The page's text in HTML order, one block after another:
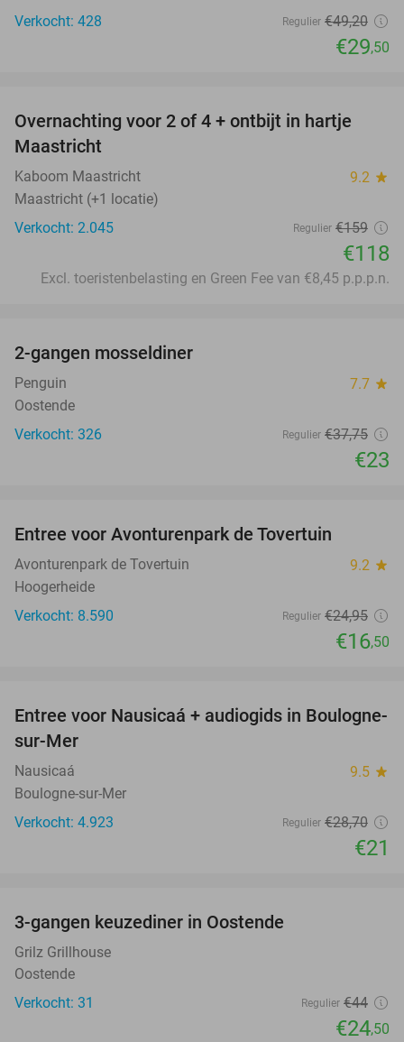
Verkocht: 428
Regulier €49,20
€29,50
26%
Overnachting voor 2 of 4 + ontbijt in hartje
Maastricht
Kaboom Maastricht 9.2 star
Maastricht (+1 locatie)
Verkocht: 2.045
Regulier €159
€118
Excl. toeristenbelasting en Green Fee van €8,45 p.p.p.n.
2-gangen mosseldiner
Penguin 7.7 star
Oostende
Verkocht: 326
Regulier €37,75
€23
Entree voor Avonturenpark de Tovertuin
Avonturenpark de Tovertuin 9.2 star
Hoogerheide
Verkocht: 8.590
Regulier €24,95
€16,50
27%
Entree voor Nausicaá + audiogids in Boulogne-
sur-Mer
Nausicaá 9.5 star
Boulogne-sur-Mer
Verkocht: 4.923
Regulier €28,70
€21
3-gangen keuzediner in Oostende
Grilz Grillhouse
Oostende
Verkocht: 31
Regulier €44
€24,50